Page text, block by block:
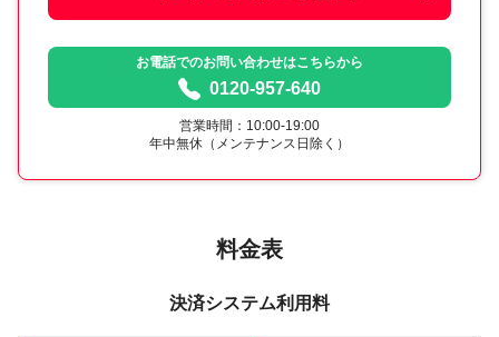
お電話でのお問い合わせはこちらから
0120-957-640
営業時間：10:00-19:00
年中無休（メンテナンス日除く）
料金表
決済システム利用料